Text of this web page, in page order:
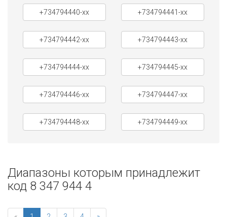
+734794440-xx +734794441-xx
+734794442-xx +734794443-xx
+734794444-xx +734794445-xx
+734794446-xx +734794447-xx
+734794448-xx +734794449-xx
Диапазоны которым принадлежит
код 8 347 944 4